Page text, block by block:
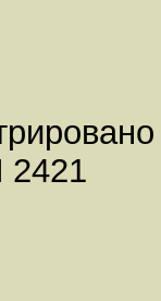
2421